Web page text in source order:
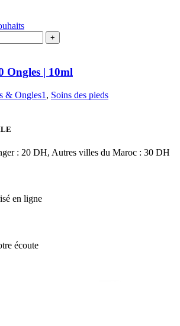
Ongles | 10ml
& Ongles1 , Soins des pieds
: 20 DH, Autres villes du Maroc : 30 DH
en ligne
écoute